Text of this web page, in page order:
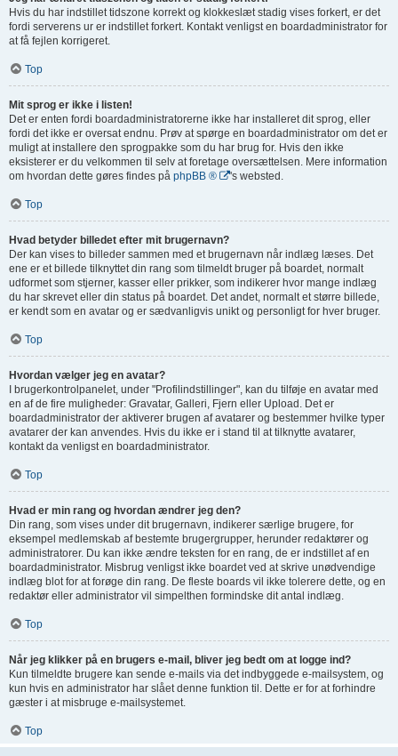
Hvis du har indstillet tidszone korrekt og klokkeslæt stadig vises forkert, er det
fordi serverens ur er indstillet forkert. Kontakt venligst en boardadministrator for
at få fejlen korrigeret.
Top
Mit sprog er ikke i listen!
Det er enten fordi boardadministratorerne ikke har installeret dit sprog, eller
fordi det ikke er oversat endnu. Prøv at spørge en boardadministrator om det er
muligt at installere den sprogpakke som du har brug for. Hvis den ikke
eksisterer er du velkommen til selv at foretage oversættelsen. Mere information
om hvordan dette gøres findes på phpBB ® 's websted.
Top
Hvad betyder billedet efter mit brugernavn?
Der kan vises to billeder sammen med et brugernavn når indlæg læses. Det
ene er et billede tilknyttet din rang som tilmeldt bruger på boardet, normalt
udformet som stjerner, kasser eller prikker, som indikerer hvor mange indlæg
du har skrevet eller din status på boardet. Det andet, normalt et større billede,
er kendt som en avatar og er sædvanligvis unikt og personligt for hver bruger.
Top
Hvordan vælger jeg en avatar?
I brugerkontrolpanelet, under "Profilindstillinger", kan du tilføje en avatar med
en af de fire muligheder: Gravatar, Galleri, Fjern eller Upload. Det er
boardadministrator der aktiverer brugen af avatarer og bestemmer hvilke typer
avatarer der kan anvendes. Hvis du ikke er i stand til at tilknytte avatarer,
kontakt da venligst en boardadministrator.
Top
Hvad er min rang og hvordan ændrer jeg den?
Din rang, som vises under dit brugernavn, indikerer særlige brugere, for
eksempel medlemskab af bestemte brugergrupper, herunder redaktører og
administratorer. Du kan ikke ændre teksten for en rang, de er indstillet af en
boardadministrator. Misbrug venligst ikke boardet ved at skrive unødvendige
indlæg blot for at forøge din rang. De fleste boards vil ikke tolerere dette, og en
redaktør eller administrator vil simpelthen formindske dit antal indlæg.
Top
Når jeg klikker på en brugers e-mail, bliver jeg bedt om at logge ind?
Kun tilmeldte brugere kan sende e-mails via det indbyggede e-mailsystem, og
kun hvis en administrator har slået denne funktion til. Dette er for at forhindre
gæster i at misbruge e-mailsystemet.
Top